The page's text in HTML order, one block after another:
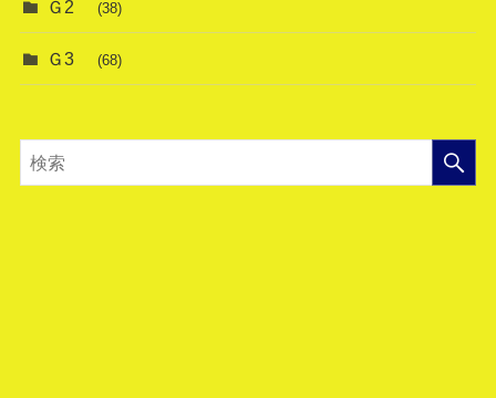
Ｇ2 (38)
Ｇ3 (68)